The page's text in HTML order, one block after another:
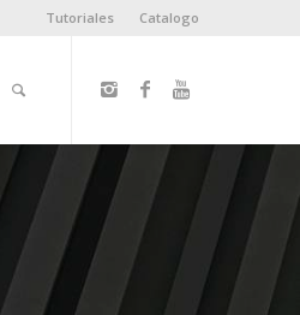
Tutoriales Catalogo